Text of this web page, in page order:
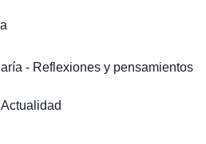
- Reflexiones y pensamientos